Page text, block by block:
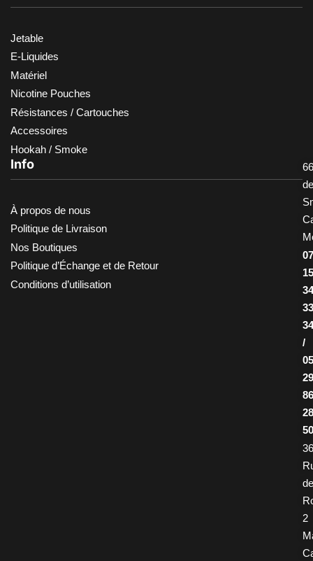
Jetable
E-Liquides
Matériel
Nicotine Pouches
Résistances / Cartouches
Accessoires
Hookah / Smoke
Info
À propos de nous
Politique de Livraison
Nos Boutiques
Politique d’Échange et de Retour
Conditions d’utilisation
de
07
15
34
33
34
/
05
29
86
28
50
de
2